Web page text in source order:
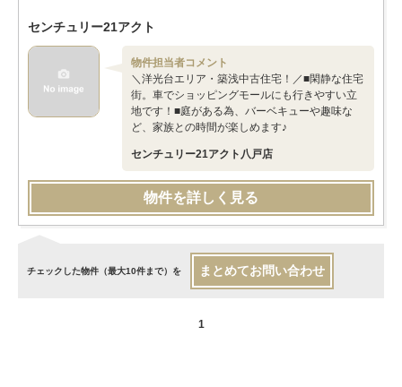
センチュリー21アクト
物件担当者コメント
＼洋光台エリア・築浅中古住宅！／■閑静な住宅
街。車でショッピングモールにも行きやすい立
地です！■庭がある為、バーベキューや趣味な
ど、家族との時間が楽しめます♪
センチュリー21アクト八戸店
物件を詳しく見る
チェックした物件（最大10件まで）を まとめてお問い合わせ
1